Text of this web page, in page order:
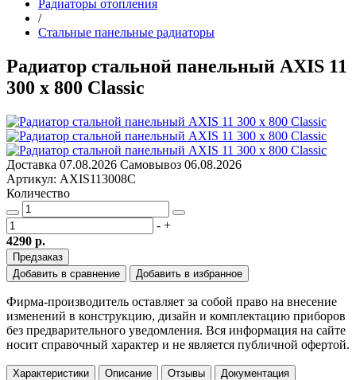
Радиаторы отопления
/
Стальные панельные радиаторы
Радиатор стальной панельный AXIS 11
300 x 800 Classic
Доставка 07.08.2026 Самовывоз 06.08.2026
Артикул: AXIS113008C
Количество
- +
4290 р.
Предзаказ
Добавить в сравнение
Добавить в избранное
Фирма-производитель оставляет за собой право на внесение
изменений в конструкцию, дизайн и комплектацию приборов
без предварительного уведомления. Вся информация на сайте
носит справочный характер и не является публичной офертой.
Характеристики Описание Отзывы Документация